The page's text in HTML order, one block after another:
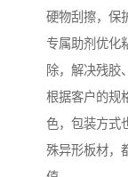
硬物刮擦，保
专属助剂优化
除，解决残胶
根据客户的规
色，包装方式
殊异形板材，